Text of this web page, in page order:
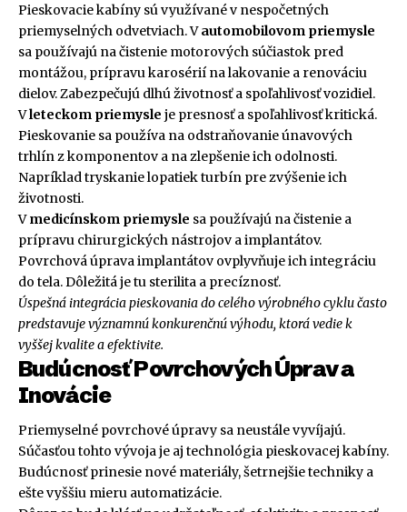
Pieskovacie kabíny sú využívané v nespočetných
priemyselných odvetviach. Vautomobilovom priemysle
sa používajú na čistenie motorových súčiastok pred
montážou, prípravu karosérií na lakovanie a renováciu
dielov. Zabezpečujú dlhú životnosť a spoľahlivosť vozidiel.
Vleteckom priemysle je presnosť a spoľahlivosť kritická.
Pieskovanie sa používa na odstraňovanie únavových
trhlín z komponentov a na zlepšenie ich odolnosti.
Napríklad tryskanie lopatiek turbín pre zvýšenie ich
životnosti.
Vmedicínskom priemysle sa používajú na čistenie a
prípravu chirurgických nástrojov a implantátov.
Povrchová úprava implantátov ovplyvňuje ich integráciu
do tela. Dôležitá je tu sterilita a precíznosť.
Úspešná integrácia pieskovania do celého výrobného cyklu často
predstavuje významnú konkurenčnú výhodu, ktorá vedie k
vyššej kvalite a efektivite.
Budúcnosť Povrchových Úprav a
Inovácie
Priemyselné povrchové úpravy sa neustále vyvíjajú.
Súčasťou tohto vývoja je aj technológia pieskovacej kabíny.
Budúcnosť prinesie nové materiály, šetrnejšie techniky a
ešte vyššiu mieru automatizácie.